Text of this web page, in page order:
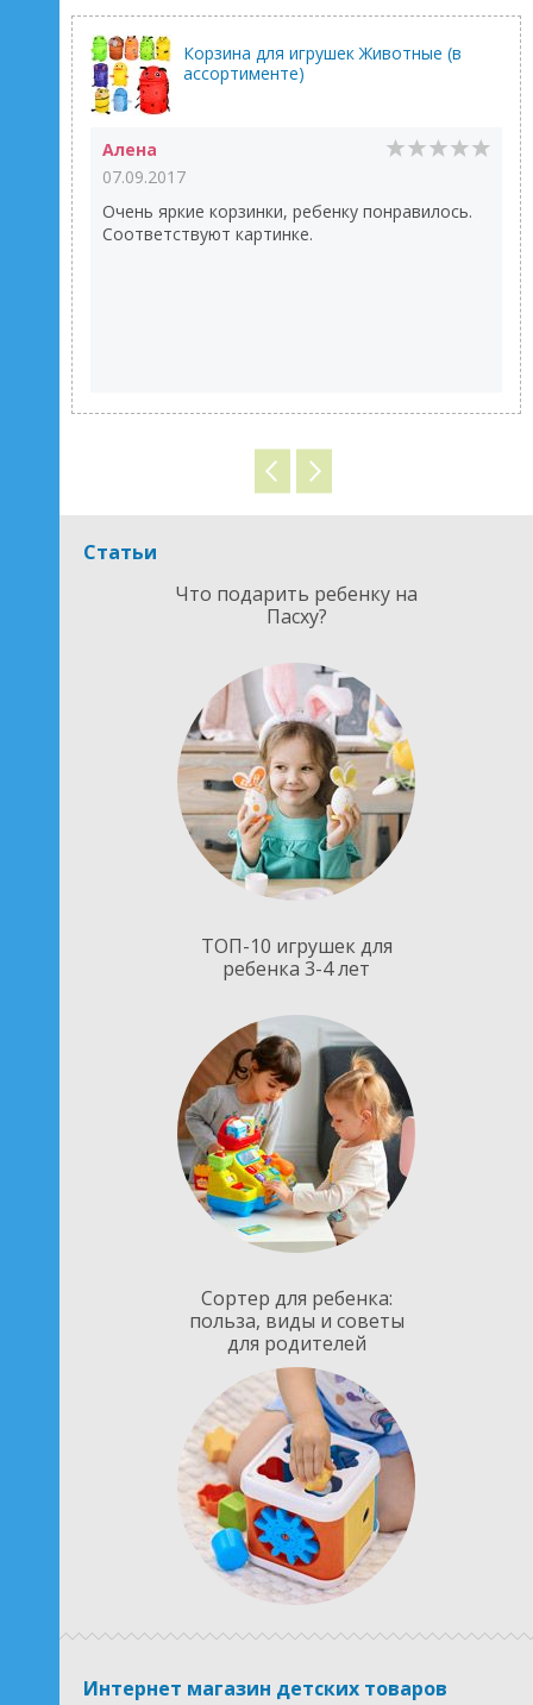
Корзина для игрушек Животные (в
ассортименте)
Алена
07.09.2017
Очень яркие корзинки, ребенку понравилось.
Соответствуют картинке.
Статьи
Что подарить ребенку на
Пасху?
ТОП-10 игрушек для
ребенка 3-4 лет
Сортер для ребенка:
польза, виды и советы
для родителей
Интернет магазин детских товаров